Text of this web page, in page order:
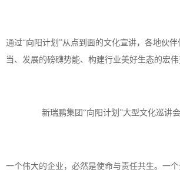
通过“向阳计划”从点到面的文化宣讲，各地伙
当、发展的磅礴势能、构建行业美好生态的宏伟
新瑞鹏集团 “向阳计划”大型文化巡讲
一个伟大的企业，必然是使命与责任共生。一